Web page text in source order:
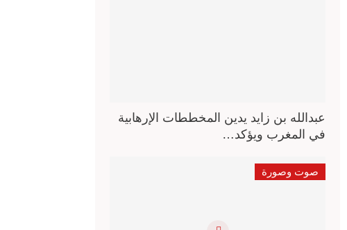
عبدالله بن زايد يدين المخططات الإرهابية
في المغرب ويؤكد…
صوت وصورة